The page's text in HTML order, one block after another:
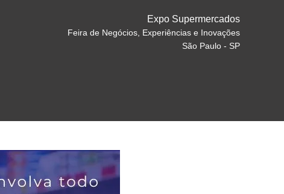
Expo Supermercados
Feira de Negócios, Experiências e Inovações
São Paulo - SP